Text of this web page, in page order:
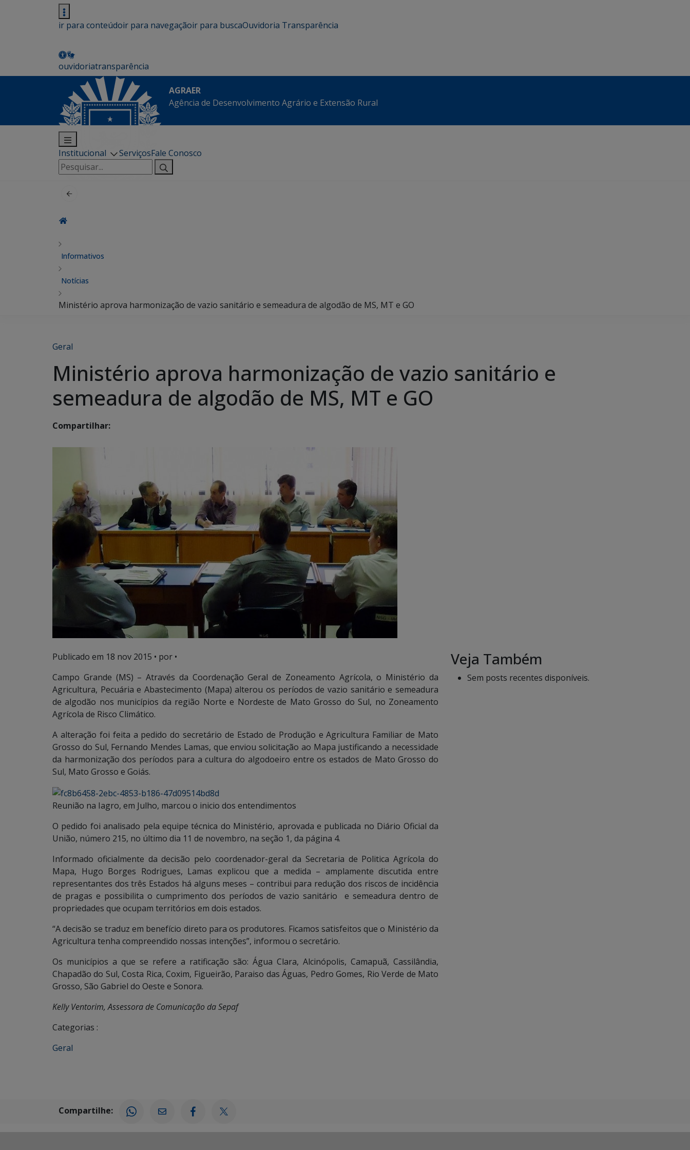
ir para conteúdoir para navegaçãoir para buscaOuvidoria Transparência
ouvidoriatransparência
AGRAER
Agência de Desenvolvimento Agrário e Extensão Rural
Institucional ServiçosFale Conosco
Pesquisar
por:
Informativos
Notícias
Ministério aprova harmonização de vazio sanitário e semeadura de algodão de MS, MT e GO
Geral
Ministério aprova harmonização de vazio sanitário e
semeadura de algodão de MS, MT e GO
Compartilhar:
Publicado em 18 nov 2015 • por •
Campo Grande (MS) – Através da Coordenação Geral de Zoneamento Agrícola, o Ministério da
Agricultura, Pecuária e Abastecimento (Mapa) alterou os períodos de vazio sanitário e semeadura
de algodão nos municípios da região Norte e Nordeste de Mato Grosso do Sul, no Zoneamento
Agrícola de Risco Climático.
A alteração foi feita a pedido do secretário de Estado de Produção e Agricultura Familiar de Mato
Grosso do Sul, Fernando Mendes Lamas, que enviou solicitação ao Mapa justificando a necessidade
da harmonização dos períodos para a cultura do algodoeiro entre os estados de Mato Grosso do
Sul, Mato Grosso e Goiás.
Reunião na Iagro, em Julho, marcou o inicio dos entendimentos
O pedido foi analisado pela equipe técnica do Ministério, aprovada e publicada no Diário Oficial da
União, número 215, no último dia 11 de novembro, na seção 1, da página 4.
Informado oficialmente da decisão pelo coordenador-geral da Secretaria de Politica Agrícola do
Mapa, Hugo Borges Rodrigues, Lamas explicou que a medida – amplamente discutida entre
representantes dos três Estados há alguns meses – contribui para redução dos riscos de incidência
de pragas e possibilita o cumprimento dos períodos de vazio sanitário e semeadura dentro de
propriedades que ocupam territórios em dois estados.
“A decisão se traduz em benefício direto para os produtores. Ficamos satisfeitos que o Ministério da
Agricultura tenha compreendido nossas intenções”, informou o secretário.
Os municípios a que se refere a ratificação são: Água Clara, Alcinópolis, Camapuã, Cassilândia,
Chapadão do Sul, Costa Rica, Coxim, Figueirão, Paraiso das Águas, Pedro Gomes, Rio Verde de Mato
Grosso, São Gabriel do Oeste e Sonora.
Kelly Ventorim, Assessora de Comunicação da Sepaf
Categorias :
Geral
Veja Também
Sem posts recentes disponíveis.
Compartilhe: